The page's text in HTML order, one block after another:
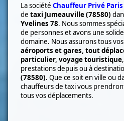
La société Chauffeur Privé Paris
de taxi Jumeauville (78580)
Yvelines 78. Nous sommes
de personnes et avons une
domaine. Nous assurons tous
aéroports et gares, tout
particulier, voyage touristique
prestations depuis ou à
(78580).Que ce soit en ville ou
chauffeurs de taxi vous
tous vos déplacements.